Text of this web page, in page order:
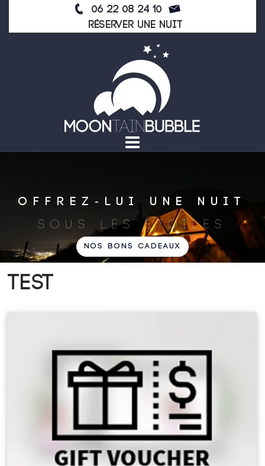
content
06 22 08 24 10
Réserver une nuit
OFFREZ-LUI UNE NUIT
SOUS LES ÉTOILES
NOS BONS CADEAUX
test